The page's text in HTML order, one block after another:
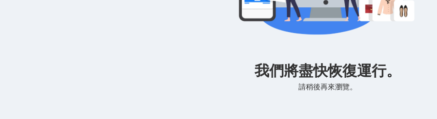
我們將盡快恢復運行。
請稍後再來瀏覽。